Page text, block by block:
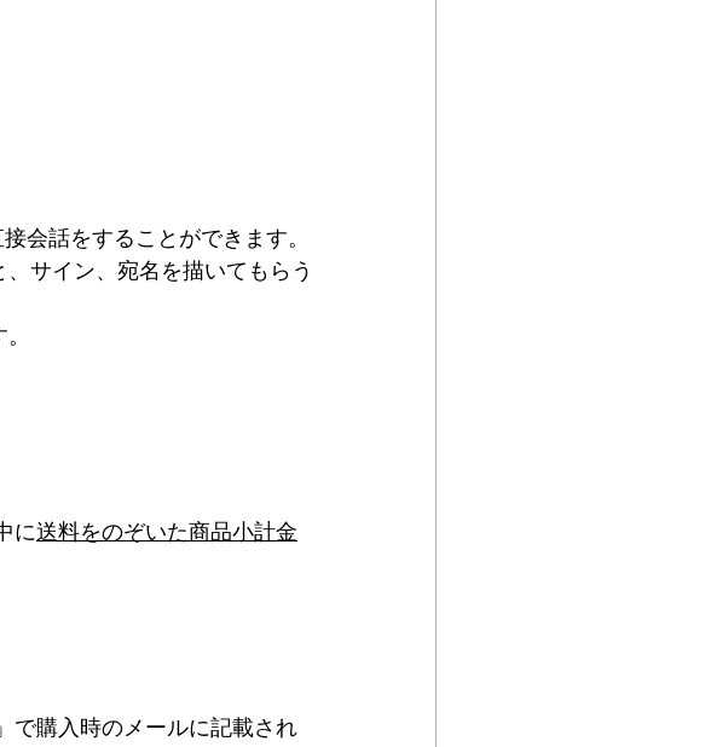
会話をすることができます。
サイン、宛名を描いてもらう
に送料をのぞいた商品小計金
で購入時のメールに記載され